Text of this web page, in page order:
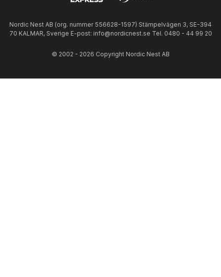
Nordic Nest AB (org. nummer 556628-1597) Stämpelvägen 3, SE-394
70 KALMAR, Sverige E-post: info@nordicnest.se Tel. 0480 - 44 99 20
© 2002 - 2026 Copyright Nordic Nest AB